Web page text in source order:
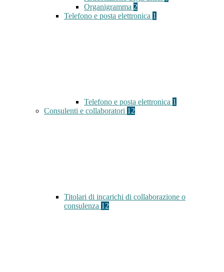
Organigramma 2
Telefono e posta elettronica 1
Telefono e posta elettronica 1
Consulenti e collaboratori 12
Titolari di incarichi di collaborazione o
consulenza 12